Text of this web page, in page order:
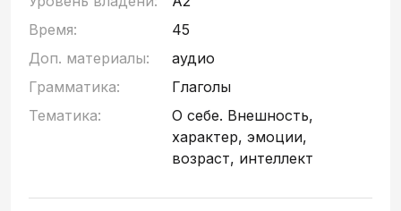
Время:
45
Доп. материалы:
аудио
Грамматика:
Глаголы
Тематика:
О себе. Внешность,
характер, эмоции,
возраст, интеллект